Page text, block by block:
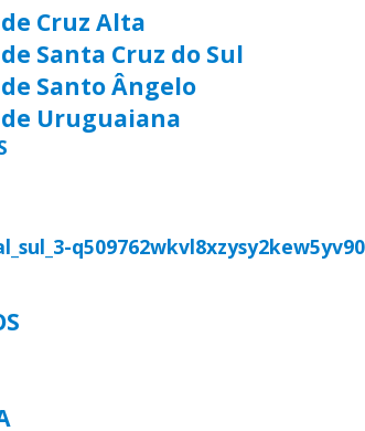
Cruz Alta
Santa Cruz do Sul
Santo Ângelo
de Uruguaiana